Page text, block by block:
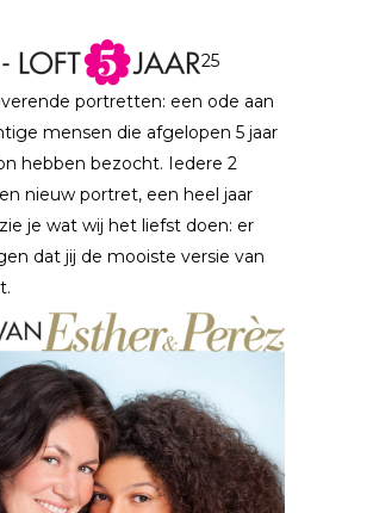
25
portretten: een ode aan
mensen die afgelopen 5 jaar
hebben bezocht. Iedere 2
nieuw portret, een heel jaar
je wat wij het liefst doen: er
dat jij de mooiste versie van